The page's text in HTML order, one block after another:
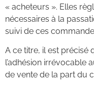
« acheteurs ». Elles
nécessaires à la
suivi de ces
A ce titre, il est
l’adhésion irrévocable
de vente de la part du